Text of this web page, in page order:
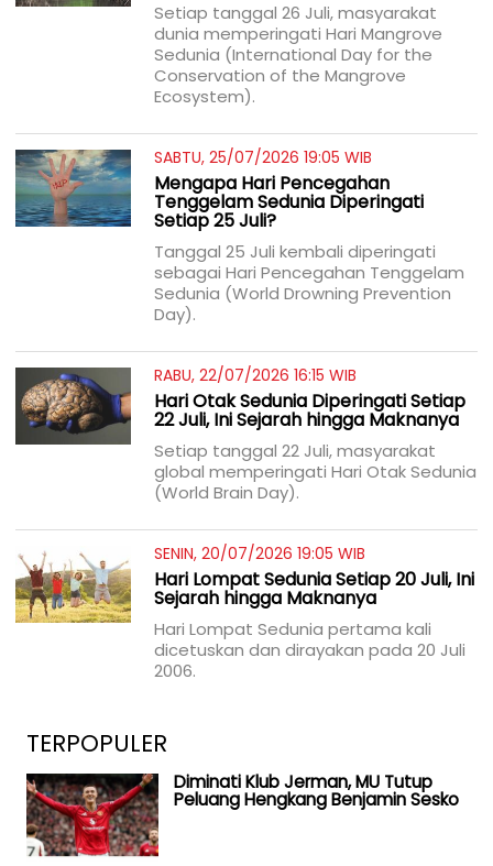
Setiap tanggal 26 Juli, masyarakat
dunia memperingati Hari Mangrove
Sedunia (International Day for the
Conservation of the Mangrove
Ecosystem).
SABTU, 25/07/2026 19:05 WIB
Mengapa Hari Pencegahan
Tenggelam Sedunia Diperingati
Setiap 25 Juli?
Tanggal 25 Juli kembali diperingati
sebagai Hari Pencegahan Tenggelam
Sedunia (World Drowning Prevention
Day).
RABU, 22/07/2026 16:15 WIB
Hari Otak Sedunia Diperingati Setiap
22 Juli, Ini Sejarah hingga Maknanya
Setiap tanggal 22 Juli, masyarakat
global memperingati Hari Otak Sedunia
(World Brain Day).
SENIN, 20/07/2026 19:05 WIB
Hari Lompat Sedunia Setiap 20 Juli, Ini
Sejarah hingga Maknanya
Hari Lompat Sedunia pertama kali
dicetuskan dan dirayakan pada 20 Juli
2006.
TERPOPULER
Diminati Klub Jerman, MU Tutup
Peluang Hengkang Benjamin Sesko